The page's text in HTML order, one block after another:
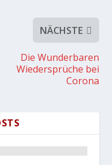
NÄCHSTE
Die Wunderbaren
Wiedersprüche bei
Corona